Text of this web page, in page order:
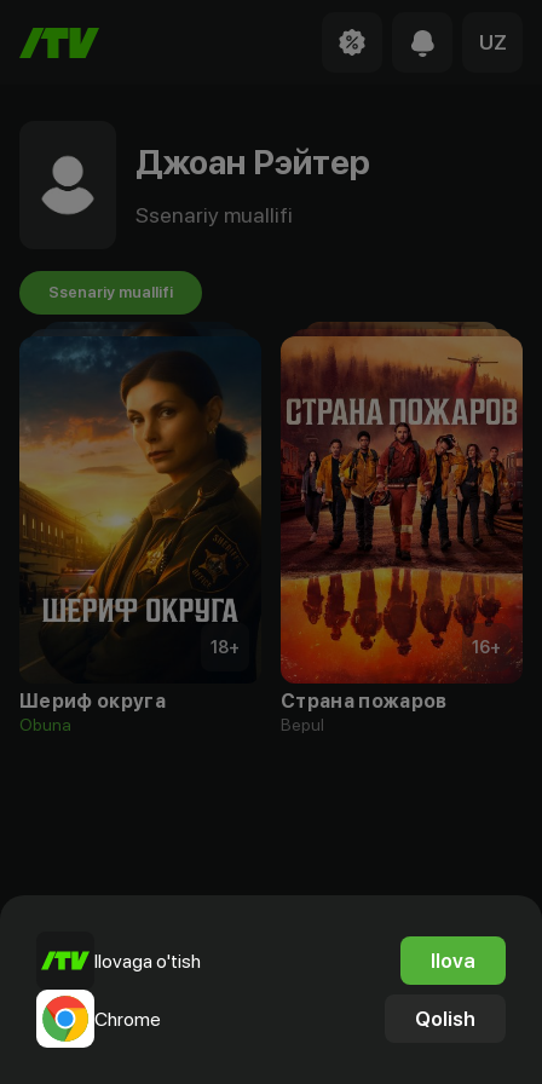
UZ
Джоан Рэйтер
Ssenariy muallifi
Ssenariy muallifi
18+
Шериф округа
Obuna
16+
Страна пожаров
Bepul
Ilovaga o'tish Ilova
Chrome Qolish